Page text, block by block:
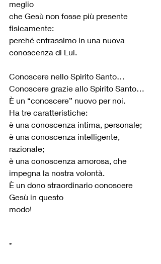
meglio
che Gesù non fosse più presente
fisicamente:
perché entrassimo in una nuova
conoscenza di Lui.
Conoscere nello Spirito Santo…
Conoscere grazie allo Spirito Santo…
È un “conoscere” nuovo per noi.
Ha tre caratteristiche:
è una conoscenza intima, personale;
è una conoscenza intelligente,
razionale;
è una conoscenza amorosa, che
impegna la nostra volontà.
È un dono straordinario conoscere
Gesù in questo
modo!
*